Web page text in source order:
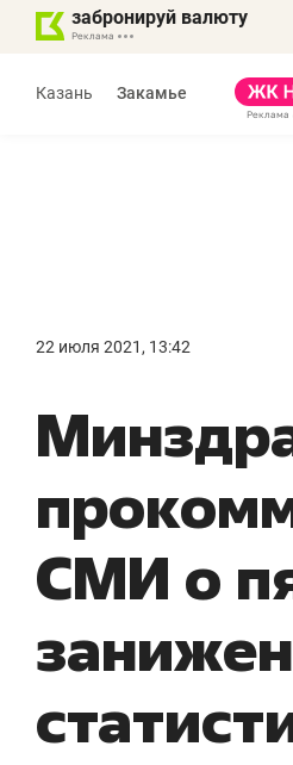
забронируй валюту
Казань Закамье
22 июля 2021, 13:42
СМИ о
Девелопер